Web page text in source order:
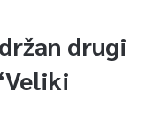
drugi